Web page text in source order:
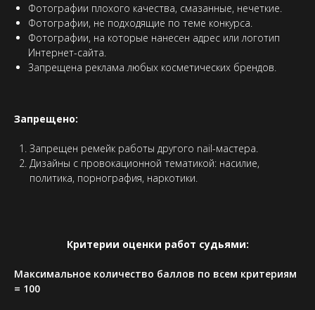
Фотографии плохого качества, смазанные, нечеткие.
Фотографии, не подходящие по теме конкурса.
Фотографии, на которые нанесен адрес или логотип
Интернет-сайта.
Запрещена реклама любых косметических брендов.
Запрещено:
Запрещен ремейк работы другого nail-мастера.
Дизайны с провокационной тематикой: насилие,
политика, порнография, наркотики.
Критерии оценки работ судьями:
Максимальное количество баллов по всем критериям
= 100